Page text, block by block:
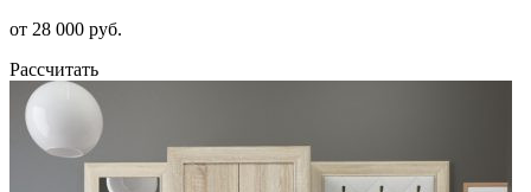
от 28 000 руб.
Рассчитать